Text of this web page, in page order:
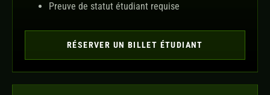
Preuve de statut étudiant requise
RÉSERVER UN BILLET ÉTUDIANT